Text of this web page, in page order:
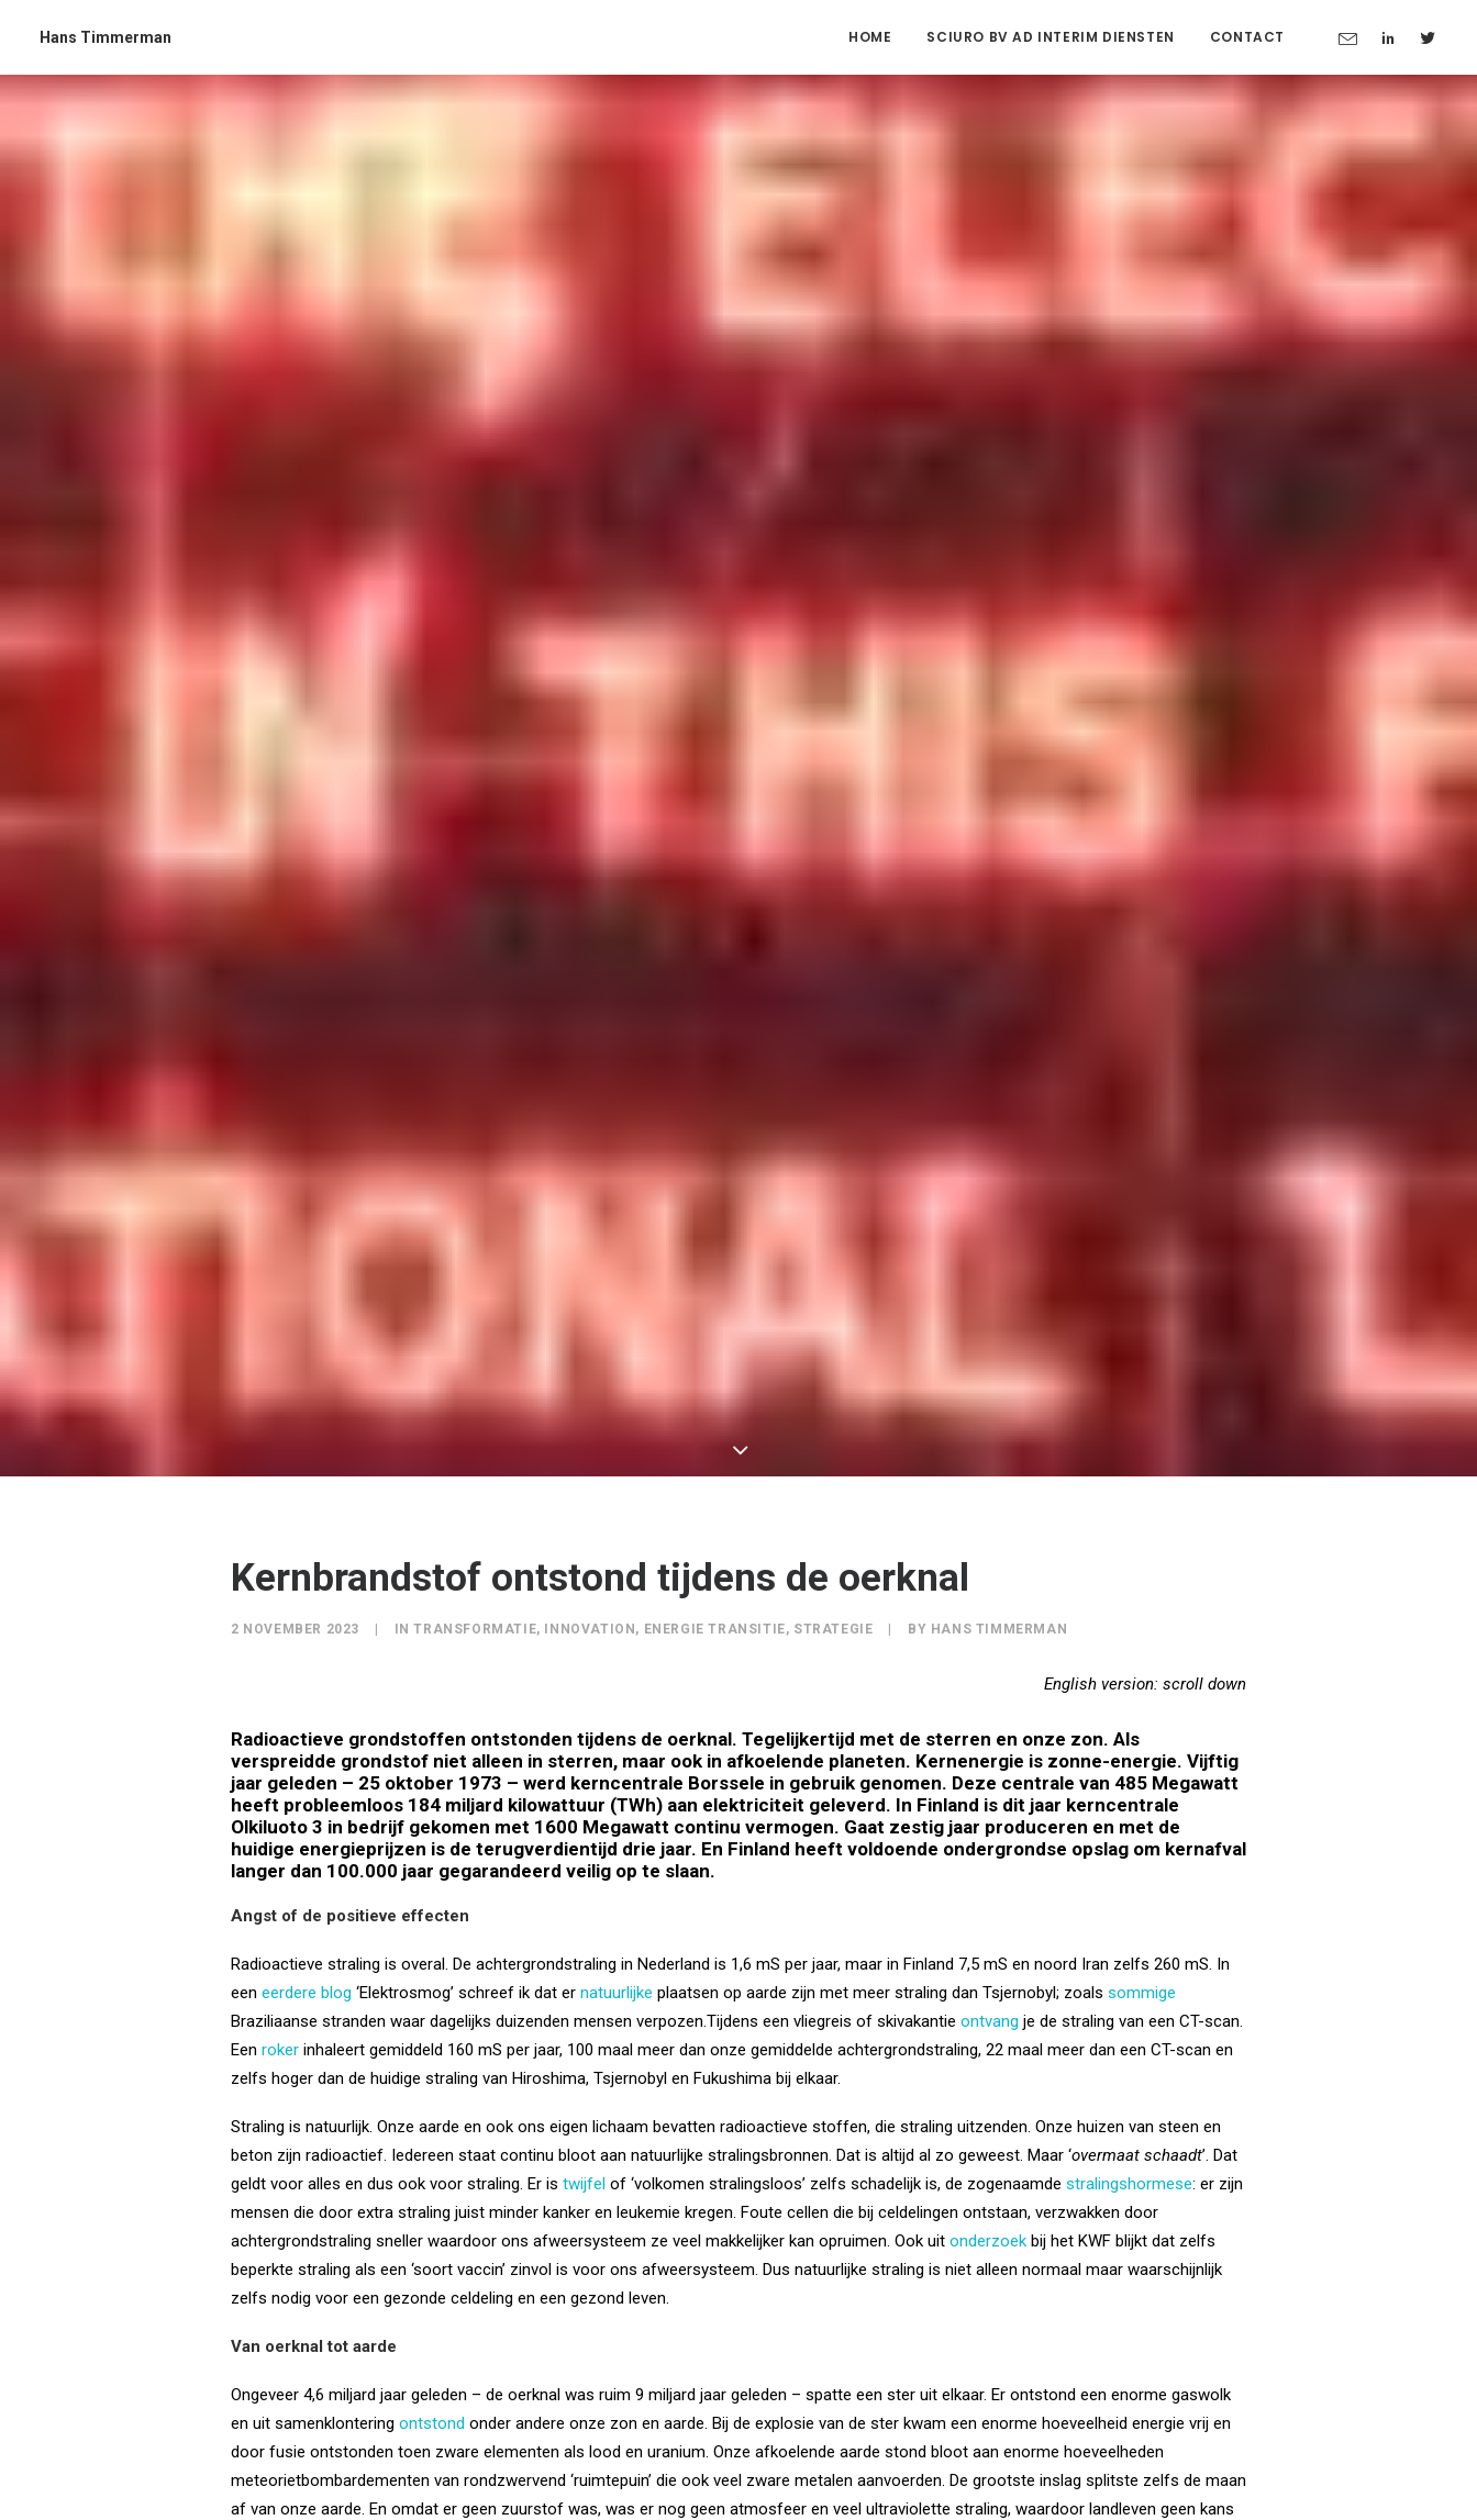
Hans Timmerman HOME SCIURO BV AD INTERIM DIENSTEN CONTACT
Kernbrandstof ontstond tijdens de oerknal
2 NOVEMBER 2023 INTRANSFORMATIE, INNOVATION , ENERGIE TRANSITIE, STRATEGIE BY HANS TIMMERMAN
English version: scroll down
Radioactieve grondstoffen ontstonden tijdens de oerknal. Tegelijkertijd met de sterren en onze zon. Als
verspreidde grondstof niet alleen in sterren, maar ook in afkoelende planeten. Kernenergie is zonne-energie. Vijftig
jaar geleden – 25 oktober 1973 – werd kerncentrale Borssele in gebruik genomen. Deze centrale van 485 Megawatt
heeft probleemloos 184 miljard kilowattuur (TWh) aan elektriciteit geleverd. In Finland is dit jaar kerncentrale
Olkiluoto 3 in bedrijf gekomen met 1600 Megawatt continu vermogen. Gaat zestig jaar produceren en met de
huidige energieprijzen is de terugverdientijd drie jaar. En Finland heeft voldoende ondergrondse opslag om kernafval
langer dan 100.000 jaar gegarandeerd veilig op te slaan.
Angst of de positieve effecten
Radioactieve straling is overal. De achtergrondstraling in Nederland is 1,6 mS per jaar, maar in Finland 7,5 mS en noord Iran zelfs 260 mS. In
een eerdere blog ‘Elektrosmog’ schreef ik dat er natuurlijke plaatsen op aarde zijn met meer straling dan Tsjernobyl; zoals sommige
Braziliaanse stranden waar dagelijks duizenden mensen verpozen.Tijdens een vliegreis of skivakantie ontvang je de straling van een CT-scan.
Een roker inhaleert gemiddeld 160 mS per jaar, 100 maal meer dan onze gemiddelde achtergrondstraling, 22 maal meer dan een CT-scan en
zelfs hoger dan de huidige straling van Hiroshima, Tsjernobyl en Fukushima bij elkaar.
Straling is natuurlijk. Onze aarde en ook ons eigen lichaam bevatten radioactieve stoffen, die straling uitzenden. Onze huizen van steen en
beton zijn radioactief. Iedereen staat continu bloot aan natuurlijke stralingsbronnen. Dat is altijd al zo geweest. Maar ‘overmaat schaadt’. Dat
geldt voor alles en dus ook voor straling. Er is twijfel of ‘volkomen stralingsloos’ zelfs schadelijk is, de zogenaamde stralingshormese: er zijn
mensen die door extra straling juist minder kanker en leukemie kregen. Foute cellen die bij celdelingen ontstaan, verzwakken door
achtergrondstraling sneller waardoor ons afweersysteem ze veel makkelijker kan opruimen. Ook uit onderzoek bij het KWF blijkt dat zelfs
beperkte straling als een ‘soort vaccin’ zinvol is voor ons afweersysteem. Dus natuurlijke straling is niet alleen normaal maar waarschijnlijk
zelfs nodig voor een gezonde celdeling en een gezond leven.
Van oerknal tot aarde
Ongeveer 4,6 miljard jaar geleden – de oerknal was ruim 9 miljard jaar geleden – spatte een ster uit elkaar. Er ontstond een enorme gaswolk
en uit samenklontering ontstond onder andere onze zon en aarde. Bij de explosie van de ster kwam een enorme hoeveelheid energie vrij en
door fusie ontstonden toen zware elementen als lood en uranium. Onze afkoelende aarde stond bloot aan enorme hoeveelheden
meteorietbombardementen van rondzwervend ‘ruimtepuin’ die ook veel zware metalen aanvoerden. De grootste inslag splitste zelfs de maan
af van onze aarde. En omdat er geen zuurstof was, was er nog geen atmosfeer en veel ultraviolette straling, waardoor landleven geen kans